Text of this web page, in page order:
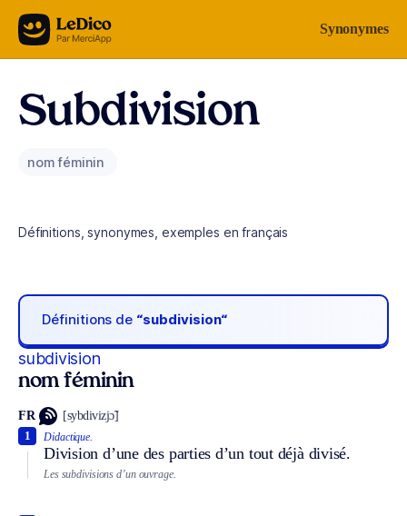
Aller au contenu Synonymes
Subdivision
nom féminin
Définitions, synonymes, exemples en français
Définitions de “subdivision“
subdivision
nom féminin
FR [sybdivizjɔ̃]
Didactique.
Division d’une des parties d’un tout déjà divisé.
1
Les subdivisions d’un ouvrage.